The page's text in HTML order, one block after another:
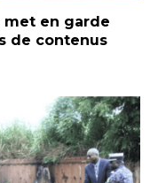
met en garde
de contenus